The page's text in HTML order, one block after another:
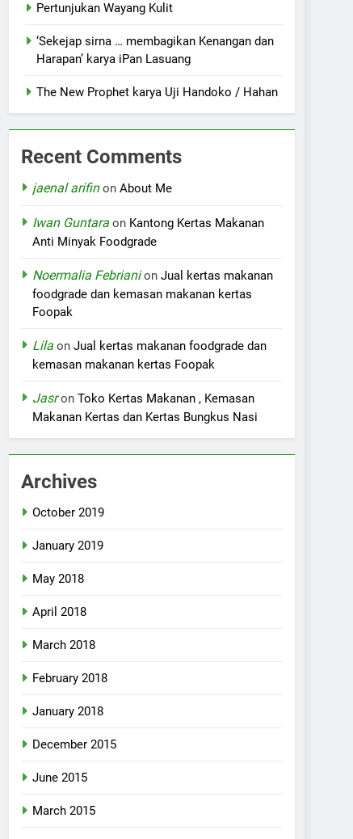
Pertunjukan Wayang Kulit
‘Sekejap sirna … membagikan Kenangan dan
Harapan’ karya iPan Lasuang
The New Prophet karya Uji Handoko / Hahan
Recent Comments
jaenal arifinonAbout Me
Iwan Guntara on Kantong Kertas Makanan
Anti Minyak Foodgrade
Noermalia FebrianionJual kertas makanan
foodgrade dan kemasan makanan kertas
Foopak
Lila onJual kertas makanan foodgrade dan
kemasan makanan kertas Foopak
JasronToko Kertas Makanan , Kemasan
Makanan Kertas dan Kertas Bungkus Nasi
Archives
October 2019
January 2019
May 2018
April 2018
March 2018
February 2018
January 2018
December 2015
June 2015
March 2015